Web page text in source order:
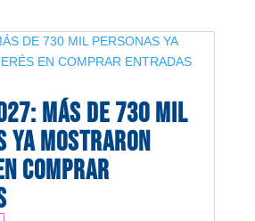
MÁS DE 730 MIL
YA MOSTRARON
COMPRAR